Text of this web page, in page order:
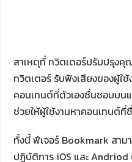
สาเหตุที่ ทวิตเตอร์ปรับปรุงคุ
ทวิตเตอร์ รับฟังเสียงของผู้ใ
คอนเทนต์ที่ตัวเองชื่นชอบบน
ช่วยให้ผู้ใช้งานหาคอนเทนต์
ทั้งนี้ ฟีเจอร์ Bookmark สาม
ปฏิบัติการ iOS และ